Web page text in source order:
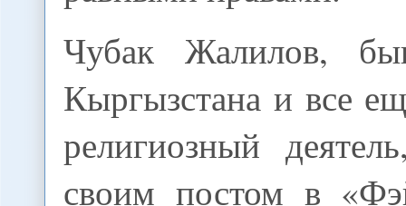
Чубак Жалилов,
Кыргызстана и все
религиозный
своим постом в